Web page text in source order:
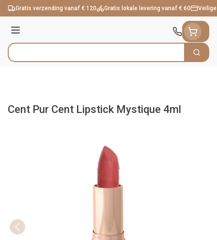
Ga naar de inhoud
Gratis verzending vanaf € 120 Gratis lokale levering vanaf € 60
Menu
Product, merk, categorie... Zoek
Cent Pur Cent Lipstick Mystique 4ml